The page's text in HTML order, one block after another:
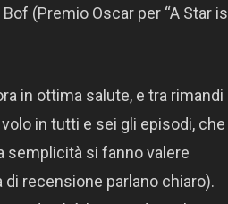
(Premio Oscar per “A Star is
in ottima salute, e tra rimandi
in tutti e sei gli episodi, che
semplicità si fanno valere
recensione parlano chiaro).